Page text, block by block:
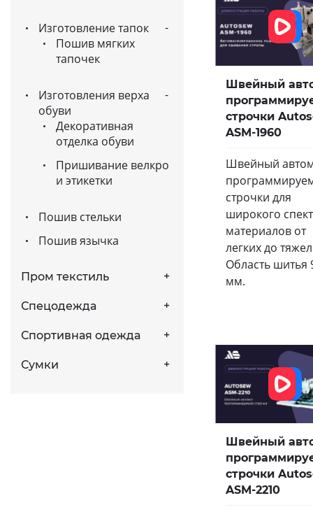
Изготовление тапок
Пошив мягких
тапочек
Изготовления верха
обуви
Декоративная
отделка обуви
Пришивание велкро
и этикетки
Пошив стельки
Пошив язычка
Пром текстиль
Спецодежда
Спортивная одежда
Сумки
Швейный
строчки
ASM-1960
Швейный
строчки для
широкого
материалов от
легких до
Область шитья
мм.
Швейный
строчки
ASM-2210